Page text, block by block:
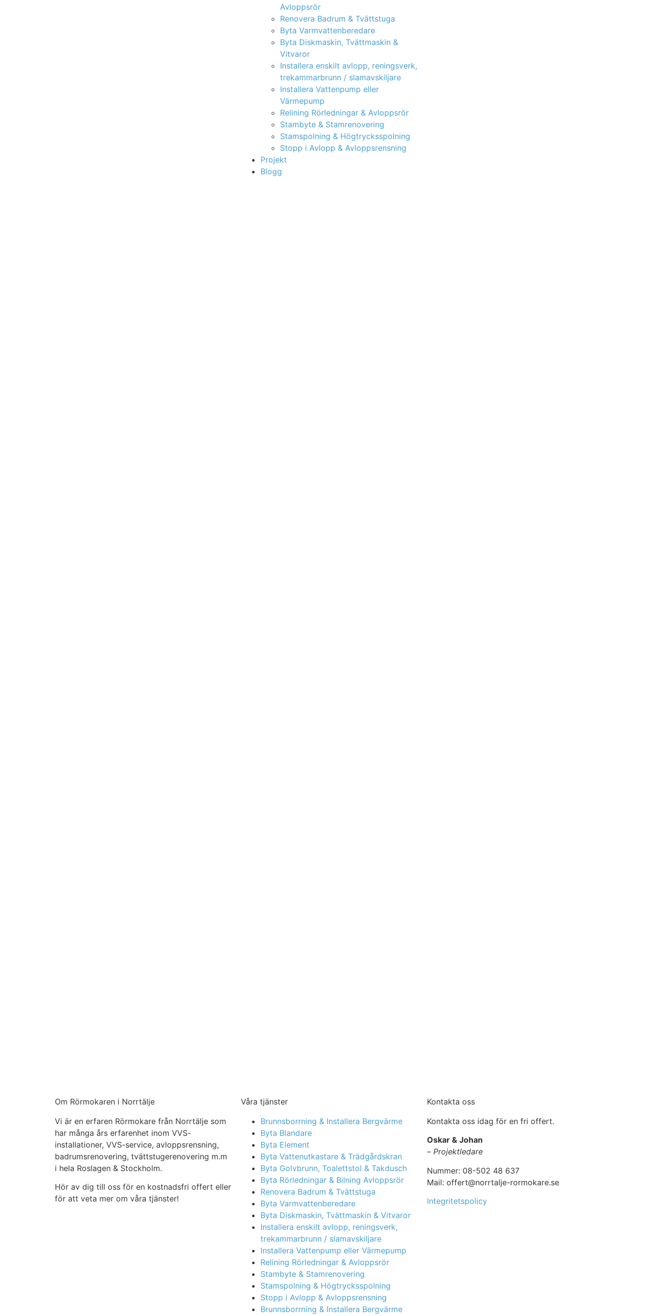
Avloppsrör
Renovera Badrum & Tvättstuga
Byta Varmvattenberedare
Byta Diskmaskin, Tvättmaskin &
Vitvaror
Installera enskilt avlopp, reningsverk,
trekammarbrunn / slamavskiljare
Installera Vattenpump eller
Värmepump
Relining Rörledningar & Avloppsrör
Stambyte & Stamrenovering
Stamspolning & Högtrycksspolning
Stopp i Avlopp & Avloppsrensning
Projekt
Blogg
Om Rörmokaren i Norrtälje
Vi är en erfaren Rörmokare från Norrtälje som
har många års erfarenhet inom VVS-
installationer, VVS-service, avloppsrensning,
badrumsrenovering, tvättstugerenovering m.m
i hela Roslagen & Stockholm.
Hör av dig till oss för en kostnadsfri offert eller
för att veta mer om våra tjänster!
Våra tjänster
Brunnsborrning & Installera Bergvärme
Byta Blandare
Byta Element
Byta Vattenutkastare & Trädgårdskran
Byta Golvbrunn, Toalettstol & Takdusch
Byta Rörledningar & Bilning Avloppsrör
Renovera Badrum & Tvättstuga
Byta Varmvattenberedare
Byta Diskmaskin, Tvättmaskin & Vitvaror
Installera enskilt avlopp, reningsverk,
trekammarbrunn / slamavskiljare
Installera Vattenpump eller Värmepump
Relining Rörledningar & Avloppsrör
Stambyte & Stamrenovering
Stamspolning & Högtrycksspolning
Stopp i Avlopp & Avloppsrensning
Brunnsborrning & Installera Bergvärme
Kontakta oss
Kontakta oss idag för en fri offert.
Oskar & Johan
– Projektledare
Nummer: 08-502 48 637
Mail: offert@norrtalje-rormokare.se
Integritetspolicy